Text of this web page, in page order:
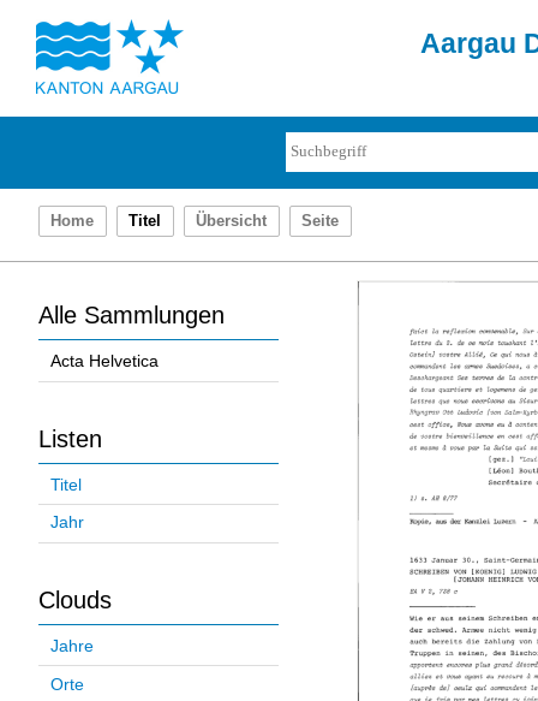
Aargau
Home Titel Übersicht Seite
Alle Sammlungen
Acta Helvetica
Listen
Titel
Jahr
Clouds
Jahre
Orte